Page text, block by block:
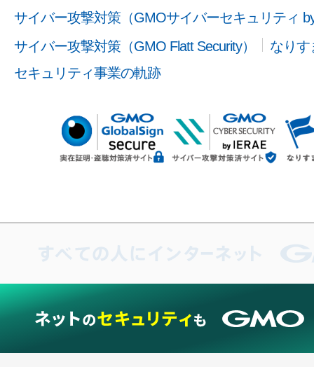
サイバー攻撃対策（GMOサイバーセキュリティ
サイバー攻撃対策（GMO Flatt Security）
なりす
セキュリティ事業の軌跡